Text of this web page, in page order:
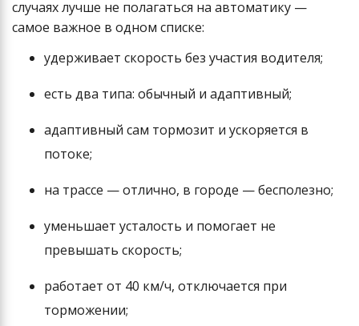
случаях лучше не полагаться на автоматику —
самое важное в одном списке:
удерживает скорость без участия водителя;
есть два типа: обычный и адаптивный;
адаптивный сам тормозит и ускоряется в
потоке;
на трассе — отлично, в городе — бесполезно;
уменьшает усталость и помогает не
превышать скорость;
работает от 40 км/ч, отключается при
торможении;